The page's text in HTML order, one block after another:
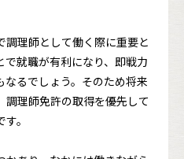
理師として働く際に重要と
就職が有利になり、即戦力
なるでしょう。そのため将来
理師免許の取得を優先して
。